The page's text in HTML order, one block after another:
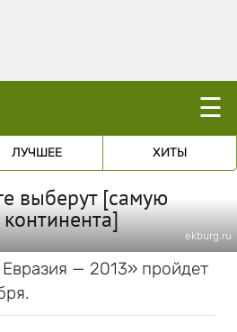
☰
ЛУЧШЕЕ ХИТЫ
выберут [самую
ekburg.ru
— 2013» пройдет